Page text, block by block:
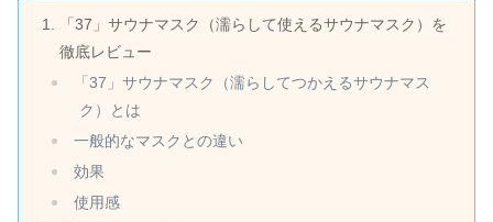
「37」サウナマスク（濡らして使えるサウナマスク）を
徹底レビュー
「37」サウナマスク（濡らしてつかえるサウナマス
ク）とは
一般的なマスクとの違い
効果
使用感